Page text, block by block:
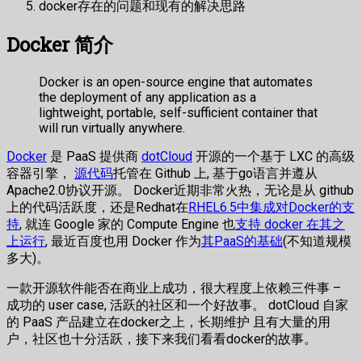
docker存在的问题和现有的解决思路
Docker 简介
Docker is an open-source engine that automates
the deployment of any application as a
lightweight, portable, self-sufficient container that
will run virtually anywhere.
Docker 是 PaaS 提供商 dotCloud 开源的一个基于 LXC 的高级
容器引擎， 源代码托管在 Github 上, 基于go语言并遵从
Apache2.0协议开源。 Docker近期非常火热，无论是从 github
上的代码活跃度，还是Redhat在RHEL6.5中集成对Docker的支
持, 就连 Google 家的 Compute Engine 也支持 docker 在其之
上运行, 最近百度也用 Docker 作为其PaaS的基础(不知道规模
多大)。
一款开源软件能否在商业上成功，很大程度上依赖三件事 –
成功的 user case, 活跃的社区和一个好故事。 dotCloud 自家
的 PaaS 产品建立在docker之上，长期维护 且有大量的用
户，社区也十分活跃，接下来我们看看docker的故事。